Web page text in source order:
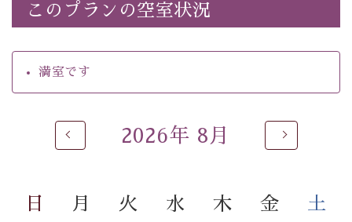
【温泉】
自家源泉「美翠源泉」は酸化の進みが遅く新鮮で若返り
の効果が高い、極めて希有な源泉です。身も心も癒され
るご入浴をお愉しみください。
■お座敷風呂（大浴場）
用。 足元が柔らかく、そして滑りにくい畳のお風呂で
ご了承のほどお願いいたします。
このプランの空室状況
満室です
2026年 8月
日 月 火 水 木 金 土